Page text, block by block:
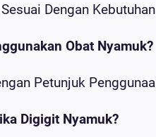
Dengan
Obat Nyamuk?
Petunjuk
Digigit Nyamuk?